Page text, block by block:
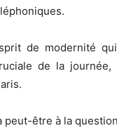
de modernité
de la
peut-être à la